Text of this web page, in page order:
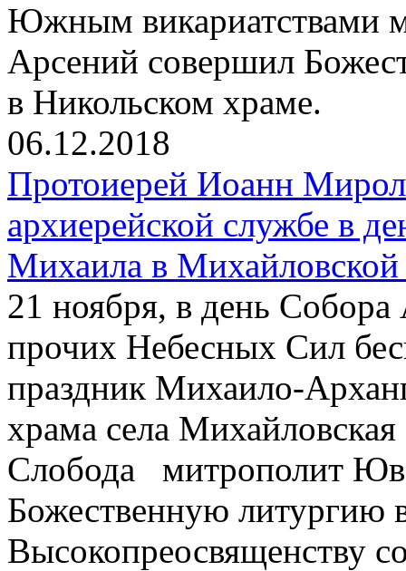
Южным викариатствами
Арсений совершил
в Никольском храме.
06.12.2018
Протоиерей Иоанн
архиерейской службе в
Михаила в
21 ноября, в день
прочих Небесных Сил
праздник Михаило-
храма села Михайловская
Слобода митрополит
Божественную литургию
Высокопреосвященству